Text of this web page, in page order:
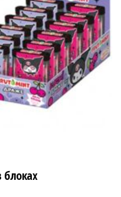
в
и
г
а
блоках